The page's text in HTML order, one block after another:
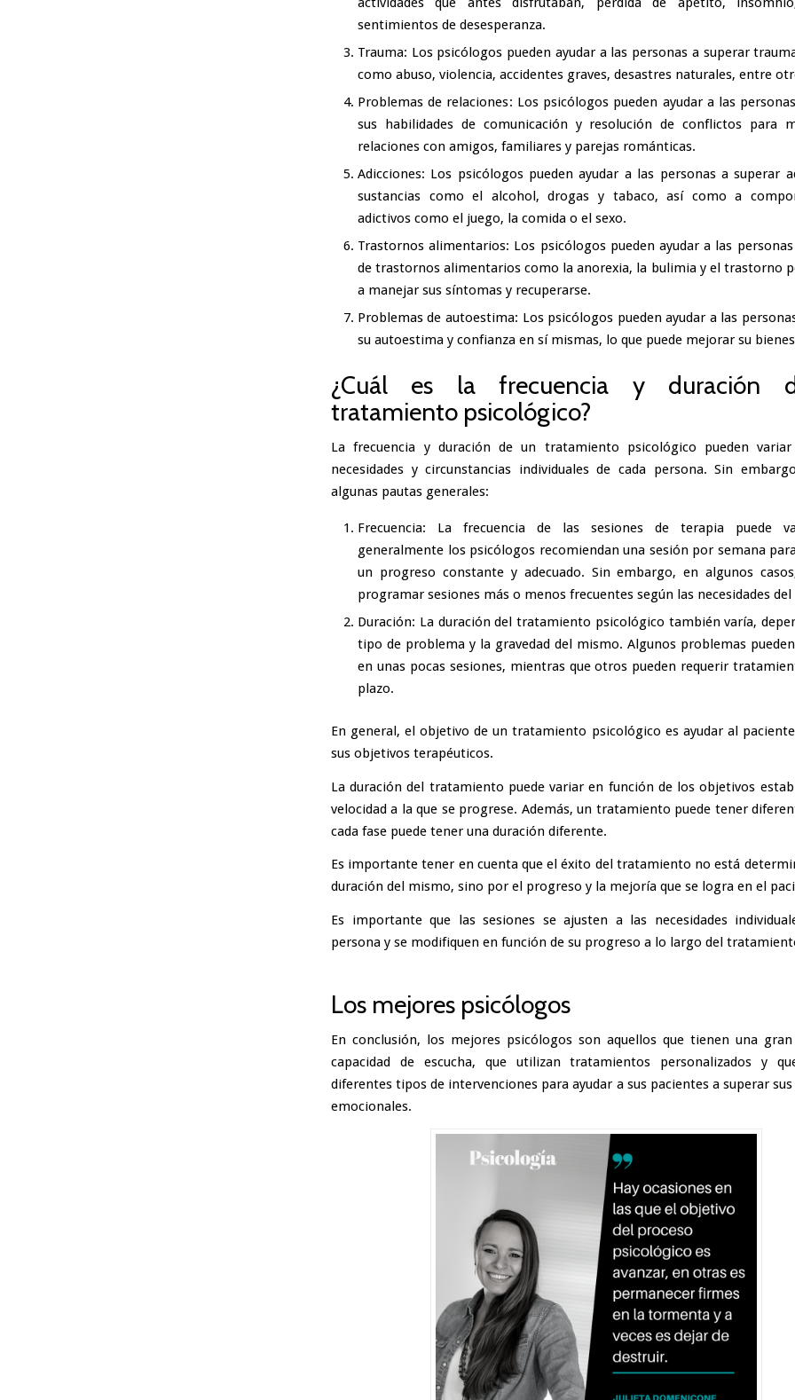
sentimientos de desesperanza.
Trauma: Los psicólogos pueden ayudar a las personas a superar
como abuso, violencia, accidentes graves, desastres naturales, entre
Problemas de relaciones: Los psicólogos pueden ayudar a las
sus habilidades de comunicación y resolución de conflictos para
relaciones con amigos, familiares y parejas románticas.
Adicciones: Los psicólogos pueden ayudar a las personas a superar
sustancias como el alcohol, drogas y tabaco, así como a
adictivos como el juego, la comida o el sexo.
Trastornos alimentarios: Los psicólogos pueden ayudar a las
de trastornos alimentarios como la anorexia, la bulimia y el trastorno
a manejar sus síntomas y recuperarse.
Problemas de autoestima: Los psicólogos pueden ayudar a las
su autoestima y confianza en sí mismas, lo que puede mejorar su
¿Cuál es la frecuencia y duración
tratamiento psicológico?
La frecuencia y duración de un tratamiento psicológico pueden
necesidades y circunstancias individuales de cada persona. Sin
algunas pautas generales:
Frecuencia: La frecuencia de las sesiones de terapia puede
generalmente los psicólogos recomiendan una sesión por semana
un progreso constante y adecuado. Sin embargo, en algunos
programar sesiones más o menos frecuentes según las necesidades
Duración: La duración del tratamiento psicológico también varía,
tipo de problema y la gravedad del mismo. Algunos problemas
en unas pocas sesiones, mientras que otros pueden requerir
plazo.
En general, el objetivo de un tratamiento psicológico es ayudar al
sus objetivos terapéuticos.
La duración del tratamiento puede variar en función de los objetivos
velocidad a la que se progrese. Además, un tratamiento puede tener
cada fase puede tener una duración diferente.
Es importante tener en cuenta que el éxito del tratamiento no está
duración del mismo, sino por el progreso y la mejoría que se logra en el
Es importante que las sesiones se ajusten a las necesidades
persona y se modifiquen en función de su progreso a lo largo del
Los mejores psicólogos
En conclusión, los mejores psicólogos son aquellos que tienen una
capacidad de escucha, que utilizan tratamientos personalizados y
diferentes tipos de intervenciones para ayudar a sus pacientes a superar
emocionales.